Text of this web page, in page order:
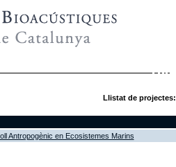
Llistat de projectes:
Antropogènic en Ecosistemes Marins